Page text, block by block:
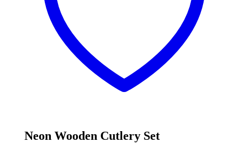
Neon Wooden Cutlery Set